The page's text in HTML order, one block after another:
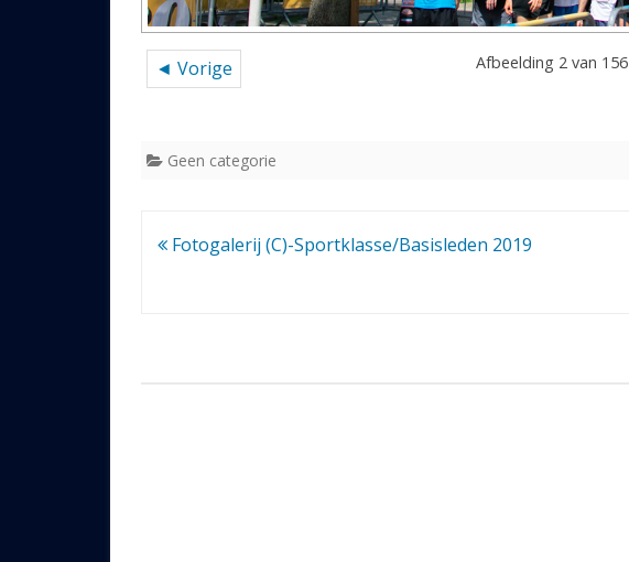
◄ Vorige Afbeelding 2 van 156
Geen categorie
Bericht
Fotogalerij (C)-Sportklasse/Basisleden 2019